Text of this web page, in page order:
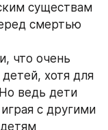
существам
смертью
что очень
хотя для
ведь дети
с другими